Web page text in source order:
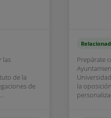
las
de la
de
Prepárate
la